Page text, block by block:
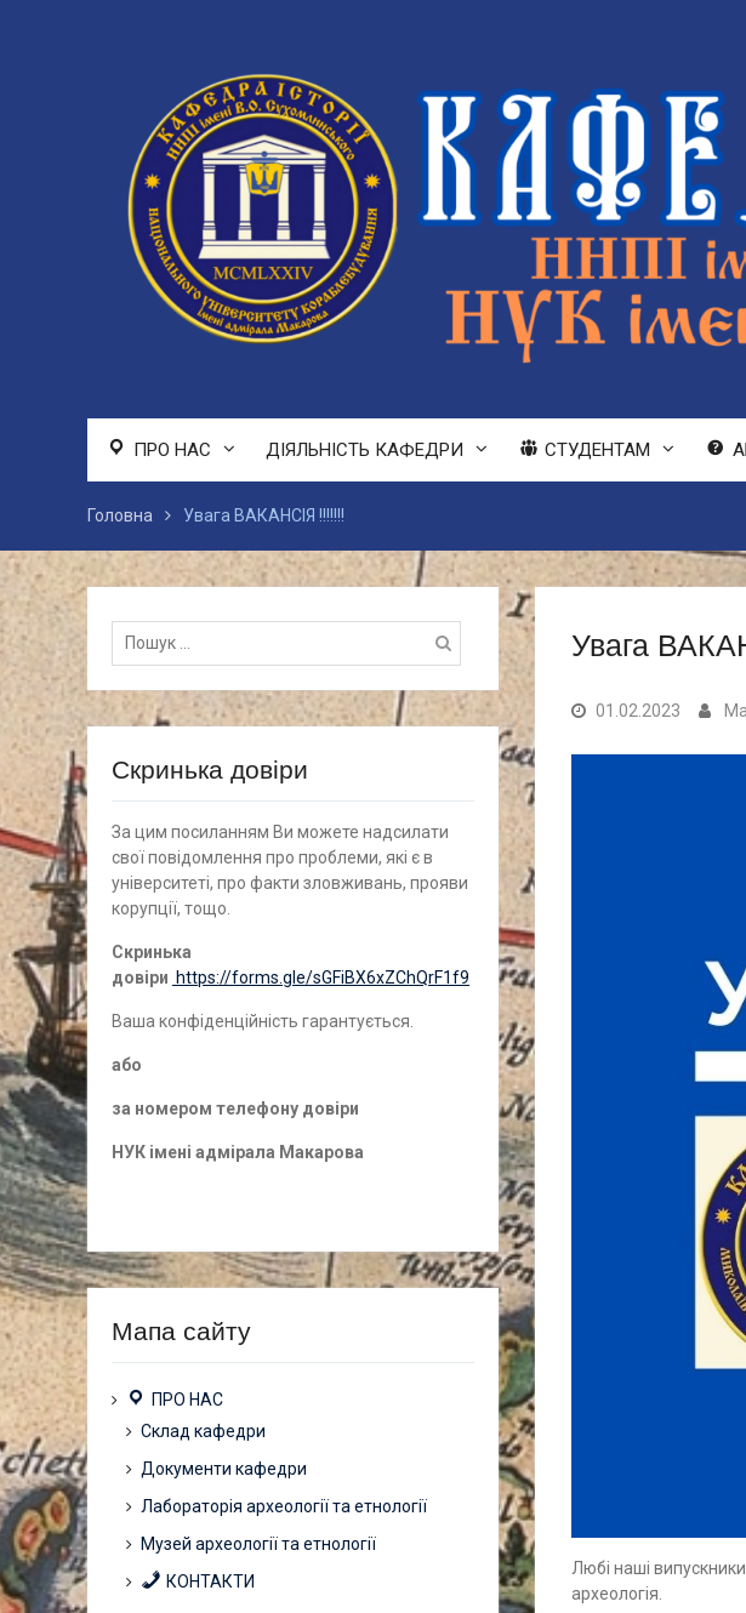
ПРО НАС ДІЯЛЬНІСТЬ КАФЕДРИ СТУДЕНТАМ
Головна Увага ВАКАНСІЯ !!!!!!!
Увага
01.02.2023
Любі наші
археологія.
Пошук
для:
Скринька довіри
За цим посиланням Ви можете надсилати
свої повідомлення про проблеми, які є в
університеті, про факти зловживань, прояви
корупції, тощо.
Скринька
довіри https://forms.gle/sGFiBX6xZChQrF1f9
Ваша конфіденційність гарантується.
або
за номером телефону довіри
НУК імені адмірала Макарова
Мапа сайту
ПРО НАС
Склад кафедри
Документи кафедри
Лабораторія археології та етнології
Музей археології та етнології
КОНТАКТИ